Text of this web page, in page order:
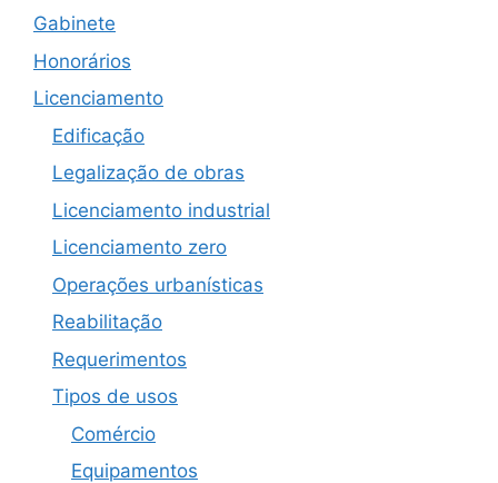
Gabinete
Honorários
Licenciamento
Edificação
Legalização de obras
Licenciamento industrial
Licenciamento zero
Operações urbanísticas
Reabilitação
Requerimentos
Tipos de usos
Comércio
Equipamentos